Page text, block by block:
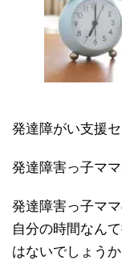
発達障がい支援
発達障害っ子マ
発達障害っ子マ
自分の時間なん
はないでしょうか